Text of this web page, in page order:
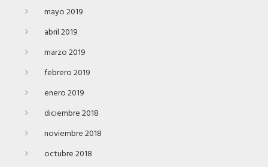
mayo 2019
abril 2019
marzo 2019
febrero 2019
enero 2019
diciembre 2018
noviembre 2018
octubre 2018